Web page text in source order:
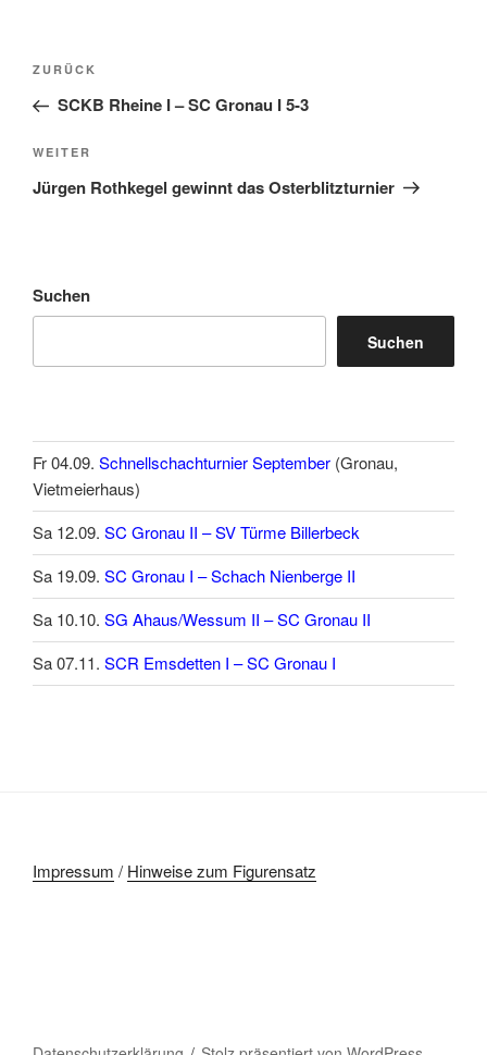
Beitragsnavigation
Vorheriger
Beitrag
ZURÜCK
SCKB Rheine I – SC Gronau I 5-3
Nächster
Beitrag
WEITER
Jürgen Rothkegel gewinnt das Osterblitzturnier
Suchen
Suchen
Fr 04.09. Schnellschachturnier September (Gronau,
Vietmeierhaus)
Sa 12.09. SC Gronau II – SV Türme Billerbeck
Sa 19.09. SC Gronau I – Schach Nienberge II
Sa 10.10. SG Ahaus/Wessum II – SC Gronau II
Sa 07.11. SCR Emsdetten I – SC Gronau I
Impressum / Hinweise zum Figurensatz